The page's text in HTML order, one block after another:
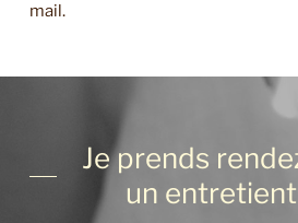
mail.
Je prends
un